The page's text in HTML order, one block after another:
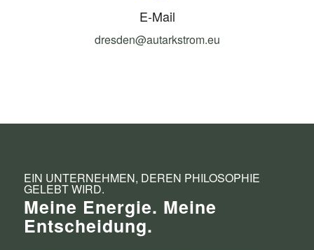
E-Mail
dresden@autarkstrom.eu
EIN UNTERNEHMEN, DEREN PHILOSOPHIE
GELEBT WIRD.
Meine Energie. Meine
Entscheidung.